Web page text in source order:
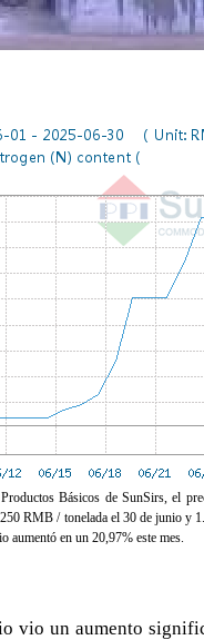
Básicos de SunSirs, el
RMB / tonelada el 30 de junio y
aumentó en un 20,97% este mes.
vio un aumento